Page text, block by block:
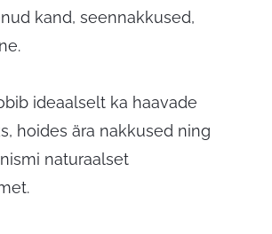
kand, seennakkused,
ideaalselt ka haavade
hoides ära nakkused ning
naturaalset